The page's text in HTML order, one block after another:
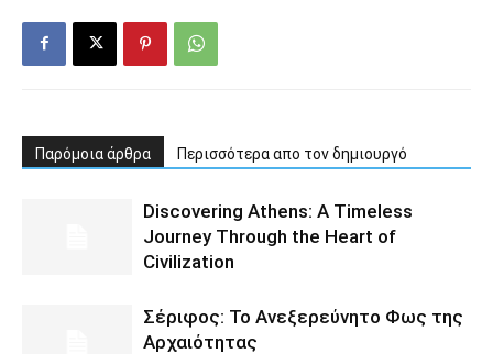
Παρόμοια άρθρα Περισσότερα απο τον δημιουργό
Discovering Athens: A Timeless
Journey Through the Heart of
Civilization
Σέριφος: Το Ανεξερεύνητο Φως της
Αρχαιότητας